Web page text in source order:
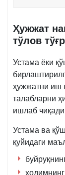
Ҳужжат
тўлов
Устама ёки
ҳужжатни иш
талабларни
ишлаб
Устама ва
қуйидаги